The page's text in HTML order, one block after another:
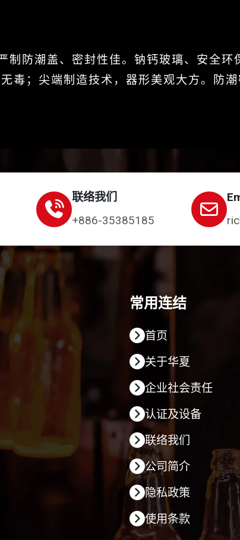
制防潮盖、密封性佳。钠钙玻璃、安全环
毒；尖端制造技术，器形美观大方。防
联络我们
+886-35385185
常用连结
首页
关于华夏
企业社会责任
认证及设备
联络我们
公司简介
隐私政策
使用条款